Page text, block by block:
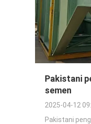
Pakistani
semen
2025-04-12
Pakistani